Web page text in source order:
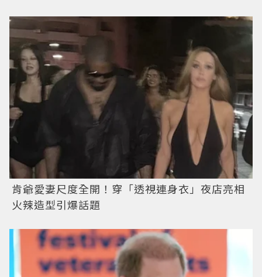
肯爺愛妻尺度全開！穿「透視連身衣」夜店亮相
火辣造型引爆話題